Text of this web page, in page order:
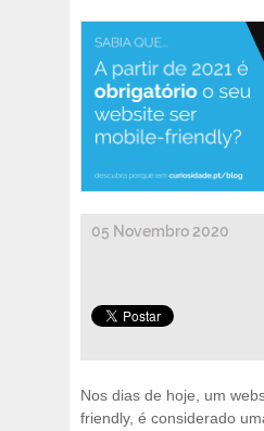
05 Novembro 2020
Nos dias de hoje, um
friendly, é considerado